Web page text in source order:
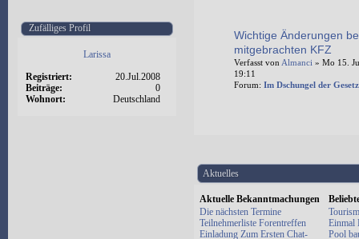
Zufälliges Profil
Larissa
Registriert:
20.Jul.2008
Beiträge:
0
Wohnort:
Deutschland
Wichtige Änderungen
mitgebrachten KFZ
Verfasst von Almanci » Mo 15.
19:11
Forum: Im Dschungel der
Aktuelles
Aktuelle Bekanntmachungen
Die nächsten Termine
Teilnehmerliste Forentreffen
Einladung Zum Ersten Chat-
Einmal
Pool